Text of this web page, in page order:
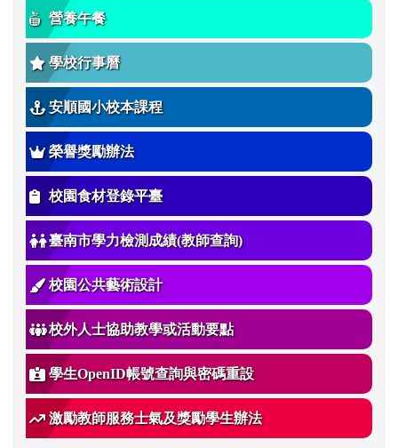
營養午餐
學校行事曆
安順國小校本課程
榮譽獎勵辦法
校園食材登錄平臺
臺南市學力檢測成績(教師查詢)
校園公共藝術設計
校外人士協助教學或活動要點
學生OpenID帳號查詢與密碼重設
激勵教師服務士氣及獎勵學生辦法